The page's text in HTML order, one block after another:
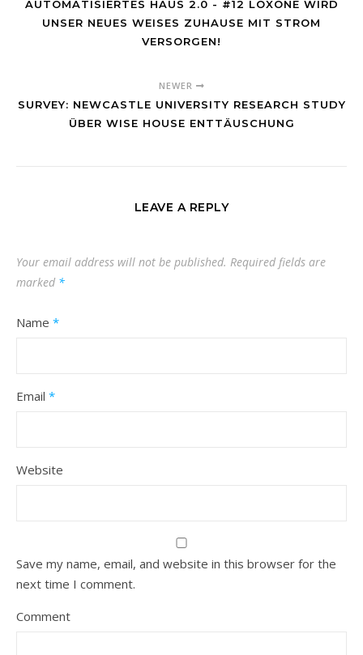
AUTOMATISIERTES HAUS 2.0 - #12 LOXONE WIRD
UNSER NEUES WEISES ZUHAUSE MIT STROM
VERSORGEN!
NEWER
SURVEY: NEWCASTLE UNIVERSITY RESEARCH STUDY
ÜBER WISE HOUSE ENTTÄUSCHUNG
LEAVE A REPLY
Your email address will not be published. Required fields are
marked *
Name *
Email *
Website
Save my name, email, and website in this browser for the
next time I comment.
Comment